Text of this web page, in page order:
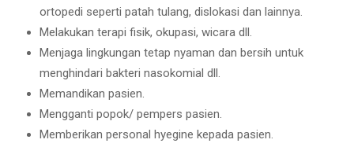
ortopedi seperti patah tulang, dislokasi dan lainnya.
Melakukan terapi fisik, okupasi, wicara dll.
Menjaga lingkungan tetap nyaman dan bersih untuk
menghindari bakteri nasokomial dll.
Memandikan pasien.
Mengganti popok/ pempers pasien.
Memberikan personal hyegine kepada pasien.